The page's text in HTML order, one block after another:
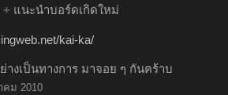
+ แนะนำบอร์ดเกิดใหม่
kai-ka/
างเป็นทางการ มาจอย ๆ กันคร้าบ
ม 2010